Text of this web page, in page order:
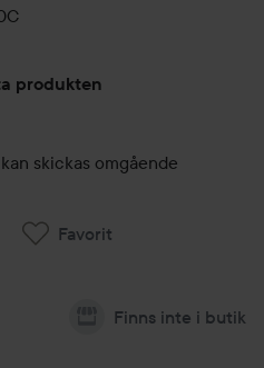
produkten
skickas omgående
Favorit
Finns inte i butik